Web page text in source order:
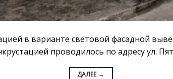
в варианте световой фасадной
проводилось по адресу ул.
ДАЛЕЕ →